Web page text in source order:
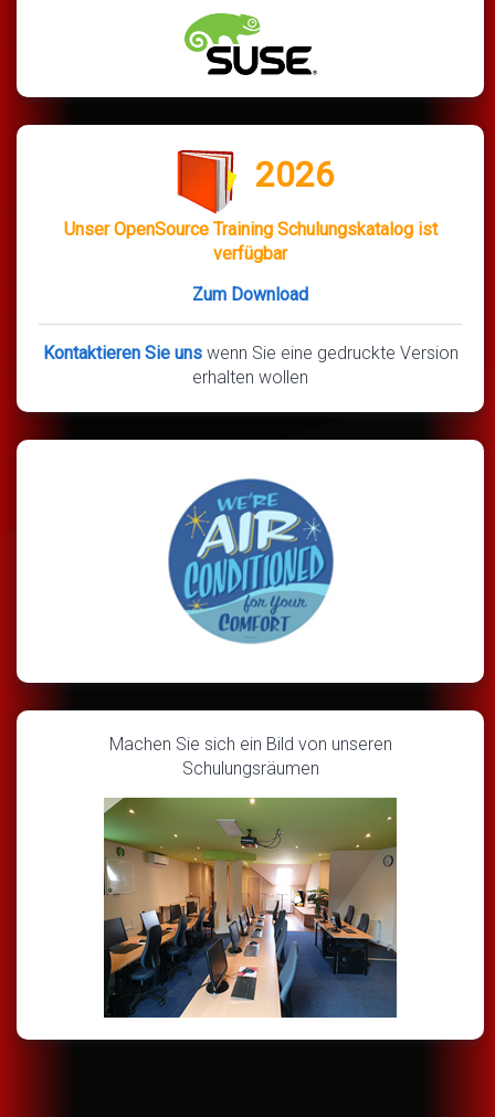
2026
Unser OpenSource Training Schulungskatalog ist
verfügbar
Zum Download
Kontaktieren Sie uns wenn Sie eine gedruckte Version
erhalten wollen
Machen Sie sich ein Bild von unseren
Schulungsräumen